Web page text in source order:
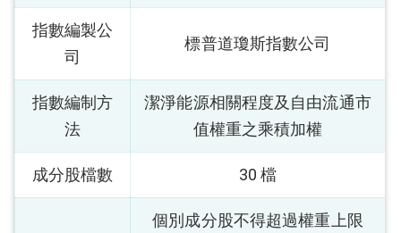
指數編製公
司
標普道瓊斯指數公司
指數編制方
法
潔淨能源相關程度及自由流通市
值權重之乘積加權
成分股檔數 30 檔
個別成分股不得超過權重上限